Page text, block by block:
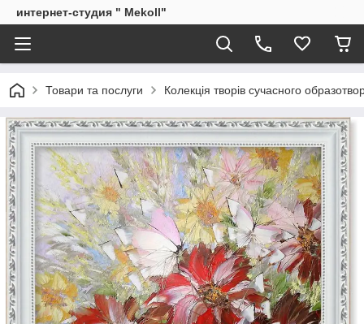
интернет-студия " Mekoll"
Товари та послуги Колекція творів сучасного